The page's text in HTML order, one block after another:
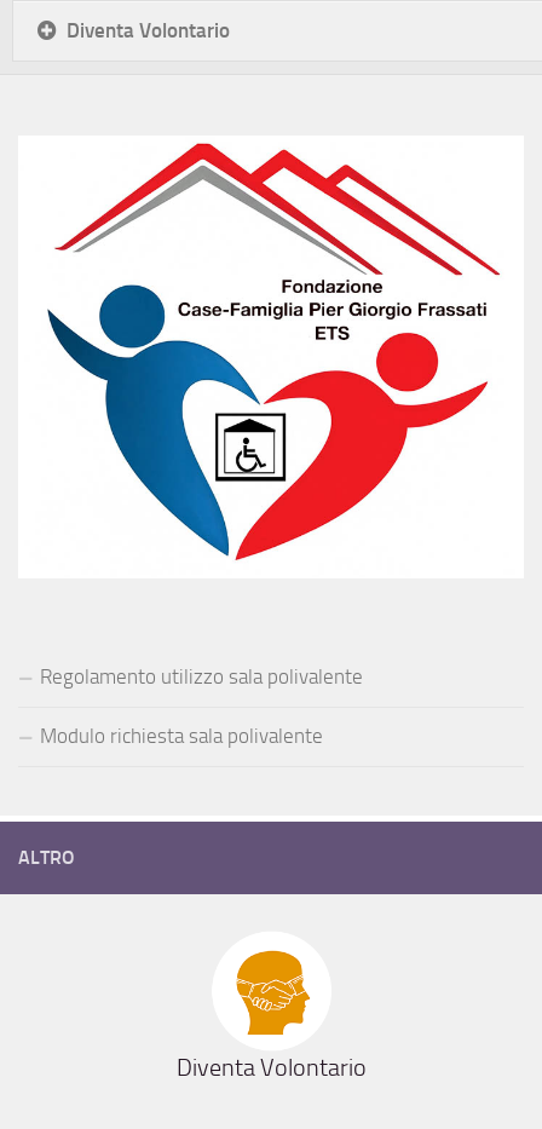
Diventa Volontario
Regolamento utilizzo sala polivalente
Modulo richiesta sala polivalente
ALTRO
Diventa Volontario